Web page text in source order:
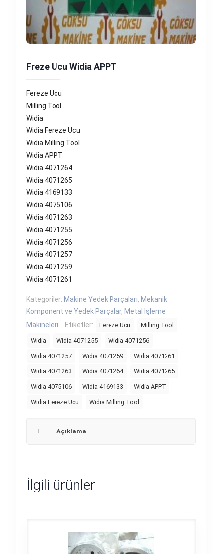
Freze Ucu Widia APPT
Fereze Ucu
Milling Tool
Widia
Widia Fereze Ucu
Widia Milling Tool
Widia APPT
Widia 4071264
Widia 4071265
Widia 4169133
Widia 4075106
Widia 4071263
Widia 4071255
Widia 4071256
Widia 4071257
Widia 4071259
Widia 4071261
Kategoriler: Makine Yedek Parçaları, Mekanik
Komponent ve Yedek Parçalar, Metal İşleme
Makineleri
Etiketler: Fereze Ucu Milling Tool
Widia Widia 4071255 Widia 4071256
Widia 4071257 Widia 4071259 Widia 4071261
Widia 4071263 Widia 4071264 Widia 4071265
Widia 4075106 Widia 4169133 Widia APPT
Widia Fereze Ucu Widia Milling Tool
Açıklama
İlgili ürünler